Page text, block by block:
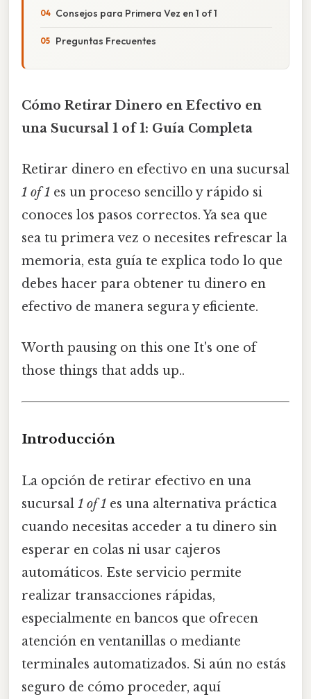
Consejos para Primera Vez en 1 of 1
Preguntas Frecuentes
Cómo Retirar Dinero en Efectivo en
una Sucursal 1 of 1: Guía Completa
Retirar dinero en efectivo en una sucursal
1 of 1 es un proceso sencillo y rápido si
conoces los pasos correctos. Ya sea que
sea tu primera vez o necesites refrescar la
memoria, esta guía te explica todo lo que
debes hacer para obtener tu dinero en
efectivo de manera segura y eficiente.
Worth pausing on this one It's one of
those things that adds up..
Introducción
La opción de retirar efectivo en una
sucursal 1 of 1 es una alternativa práctica
cuando necesitas acceder a tu dinero sin
esperar en colas ni usar cajeros
automáticos. Este servicio permite
realizar transacciones rápidas,
especialmente en bancos que ofrecen
atención en ventanillas o mediante
terminales automatizados. Si aún no estás
seguro de cómo proceder, aquí